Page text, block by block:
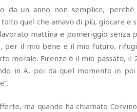
da un anno non semplice,
quel che amavo di più, giocare e
mattina e pomeriggio senza
per il mio bene e il mio futuro,
morale. Firenze è il mio passato, il
in A, poi da quel momento in
ma quando ha chiamato